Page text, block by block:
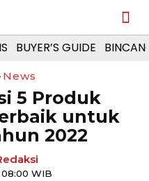
BUYER’S GUIDE
News
5 Produk
untuk
2022
WIB